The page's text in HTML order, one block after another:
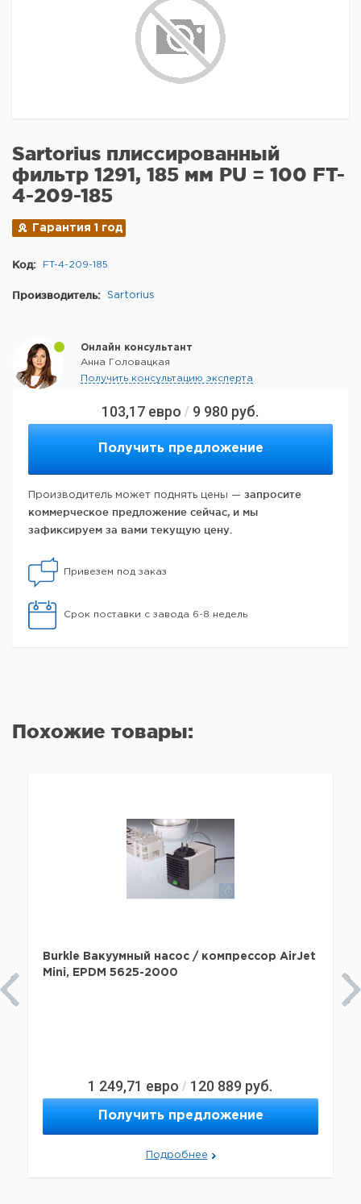
103,17 евро / 9 980 руб.
Получить предложение
Производитель может поднять цены — запросите
коммерческое предложение сейчас, и мы
зафиксируем за вами текущую цену.
Привезем под заказ
Срок поставки с завода 6-8 недель
Sartorius плиссированный
фильтр 1291, 185 мм PU = 100 FT-
4-209-185
Гарантия 1 год
Код: FT-4-209-185
Производитель: Sartorius
Онлайн консультант
Анна Головацкая
Получить консультацию эксперта
Похожие товары:
Burkle Вакуумный насос / компрессор AirJet
Mini, EPDM 5625-2000
1 249,71 евро / 120 889 руб.
Получить предложение
Подробнее